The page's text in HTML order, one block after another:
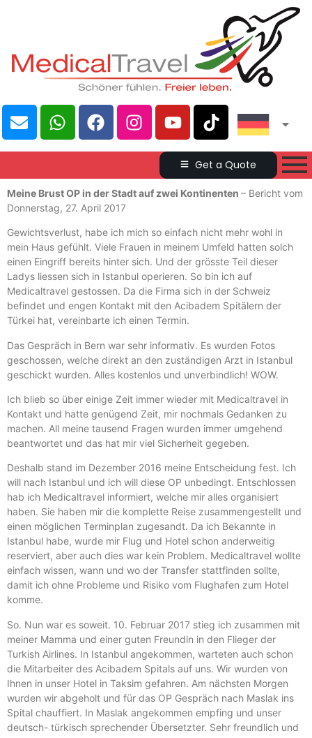
Get a Quote
Meine Brust OP in der Stadt auf zwei Kontinenten – Bericht vom
Donnerstag, 27. April 2017
Gewichtsverlust, habe ich mich so einfach nicht mehr wohl in
mein Haus gefühlt. Viele Frauen in meinem Umfeld hatten solch
einen Eingriff bereits hinter sich. Und der grösste Teil dieser
Ladys liessen sich in Istanbul operieren. So bin ich auf
Medicaltravel gestossen. Da die Firma sich in der Schweiz
befindet und engen Kontakt mit den Acibadem Spitälern der
Türkei hat, vereinbarte ich einen Termin.
Das Gespräch in Bern war sehr informativ. Es wurden Fotos
geschossen, welche direkt an den zuständigen Arzt in Istanbul
geschickt wurden. Alles kostenlos und unverbindlich! WOW.
Ich blieb so über einige Zeit immer wieder mit Medicaltravel in
Kontakt und hatte genügend Zeit, mir nochmals Gedanken zu
machen. All meine tausend Fragen wurden immer umgehend
beantwortet und das hat mir viel Sicherheit gegeben.
Deshalb stand im Dezember 2016 meine Entscheidung fest. Ich
will nach Istanbul und ich will diese OP unbedingt. Entschlossen
hab ich Medicaltravel informiert, welche mir alles organisiert
haben. Sie haben mir die komplette Reise zusammengestellt und
einen möglichen Terminplan zugesandt. Da ich Bekannte in
Istanbul habe, wurde mir Flug und Hotel schon anderweitig
reserviert, aber auch dies war kein Problem. Medicaltravel wollte
einfach wissen, wann und wo der Transfer stattfinden sollte,
damit ich ohne Probleme und Risiko vom Flughafen zum Hotel
komme.
So. Nun war es soweit. 10. Februar 2017 stieg ich zusammen mit
meiner Mamma und einer guten Freundin in den Flieger der
Turkish Airlines. In Istanbul angekommen, warteten auch schon
die Mitarbeiter des Acibadem Spitals auf uns. Wir wurden von
Ihnen in unser Hotel in Taksim gefahren. Am nächsten Morgen
wurden wir abgeholt und für das OP Gespräch nach Maslak ins
Spital chauffiert. In Maslak angekommen empfing und unser
deutsch- türkisch sprechender Übersetzter. Sehr freundlich und